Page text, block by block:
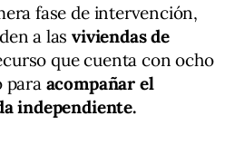
fase de intervención,
a lasviviendas de
que cuenta con ocho
para acompañar el
independiente.